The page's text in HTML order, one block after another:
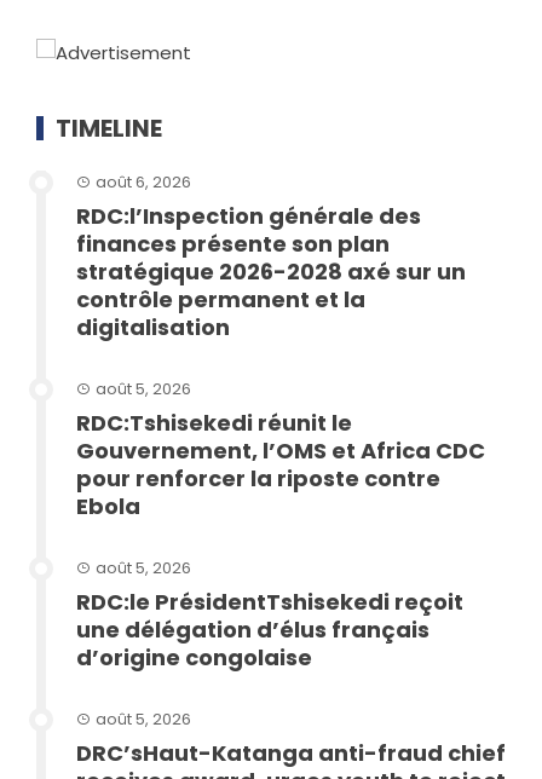
TIMELINE
août 6, 2026
RDC:l’Inspection générale des
finances présente son plan
stratégique 2026-2028 axé sur un
contrôle permanent et la
digitalisation
août 5, 2026
RDC:Tshisekedi réunit le
Gouvernement, l’OMS et Africa CDC
pour renforcer la riposte contre
Ebola
août 5, 2026
RDC:le PrésidentTshisekedi reçoit
une délégation d’élus français
d’origine congolaise
août 5, 2026
DRC’sHaut-Katanga anti-fraud chief